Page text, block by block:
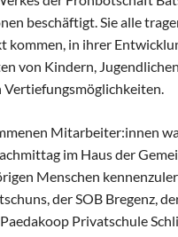
beschäftigt. Sie alle
kommen, in ihrer
von Kindern,
Mitarbeiter:innen
im Haus der
Menschen
der SOB Bregenz,
Privatschule